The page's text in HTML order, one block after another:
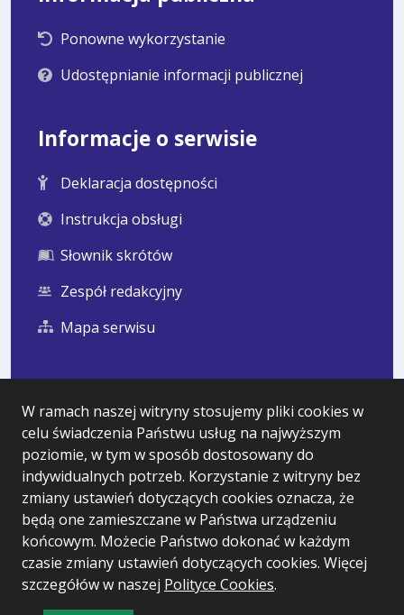
W ramach naszej witryny stosujemy pliki cookies w
celu świadczenia Państwu usług na najwyższym
poziomie, w tym w sposób dostosowany do
indywidualnych potrzeb. Korzystanie z witryny bez
zmiany ustawień dotyczących cookies oznacza, że
będą one zamieszczane w Państwa urządzeniu
końcowym. Możecie Państwo dokonać w każdym
czasie zmiany ustawień dotyczących cookies. Więcej
szczegółów w naszej Polityce Cookies.
Ponowne wykorzystanie
Udostępnianie informacji publicznej
Informacje o serwisie
Deklaracja dostępności
Instrukcja obsługi
Słownik skrótów
Zespół redakcyjny
Mapa serwisu
Statystyki oglądalności
Ostatnio dodane
Polityka prywatności
Wersja systemu: 5.7.0 [99]
Ostatnia aktualizacja BIP: 06.08.2026 16:13